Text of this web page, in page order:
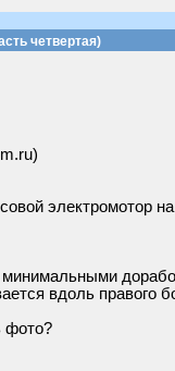
четвертая)
электромотор
вдоль правого
фото?